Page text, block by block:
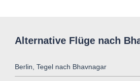
Alternative Flüge nach
Berlin, Tegel nach Bhavnagar